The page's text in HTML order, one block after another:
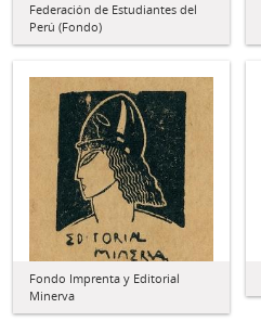
Federación de Estudiantes del
Perú (Fondo)
Fondo Imprenta y Editorial
Minerva